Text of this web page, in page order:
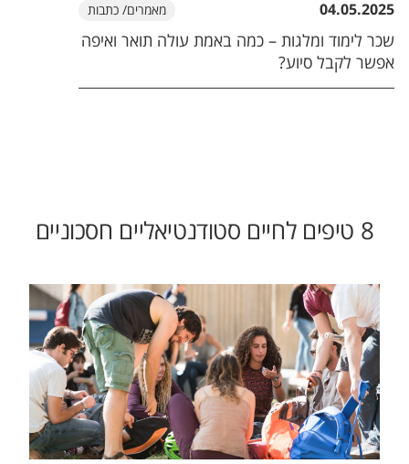
04.05.2025 מאמרים/ כתבות
שכר לימוד ומלגות – כמה באמת עולה תואר ואיפה
אפשר לקבל סיוע?
8 טיפים לחיים סטודנטיאליים חסכוניים